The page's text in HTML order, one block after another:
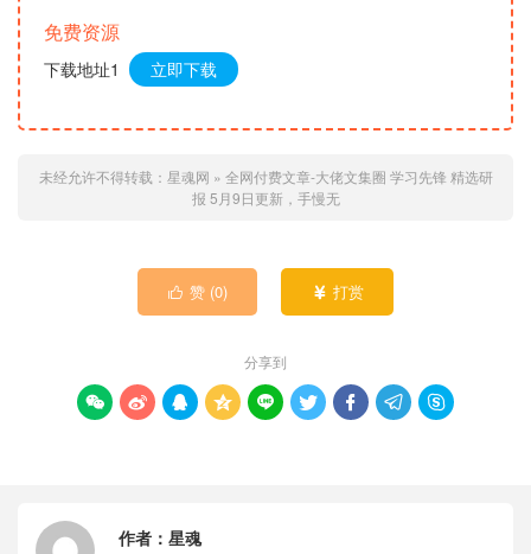
免费资源
下载地址1 立即下载
未经允许不得转载： 星魂网 » 全网付费文章-大佬文集圈 学习先锋 精选研
报 5月9日更新，手慢无
 赞 (0)  打赏
分享到
        
作者： 星魂